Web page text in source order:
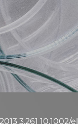
3.261 10.1002/